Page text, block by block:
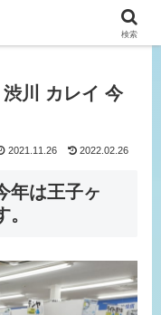
おまかせ！
渋川 カレイ 今
2021.11.26 2022.02.26
年は王子ヶ
検索